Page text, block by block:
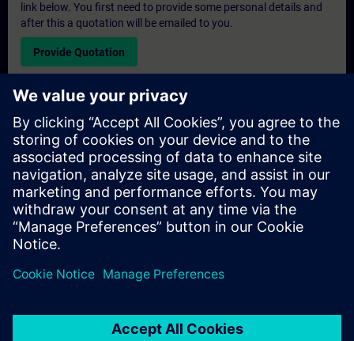
link below. You first need to provide some personal details and
after this a quotation will be emailed to you.
Provide Quotation
Exclusive Training Enquiry
Please complete the enquiry form below if you require a
quotation for an exclusive training course either on-site, virtually
or at our SITRAIN training centre. This type of request would be
suitable for larger groups ( 6 and above). After providing your
contact details and your training requirements, you will receive a
quotation from us.
Request Exclusive Quotation